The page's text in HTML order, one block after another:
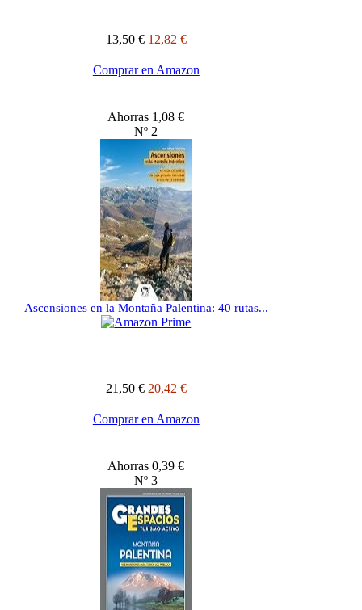
13,50 € 12,82 €
Comprar en Amazon
Ahorras 1,08 €
Nº 2
Ascensiones en la Montaña Palentina: 40 rutas...
21,50 € 20,42 €
Comprar en Amazon
Ahorras 0,39 €
Nº 3